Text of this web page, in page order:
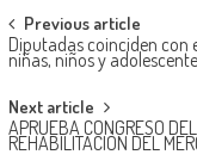
Post
navigation
Previous article
Diputadas coinciden con
niñas, niños y
Next article
APRUEBA CONGRESO
REHABILITACIÓN DEL